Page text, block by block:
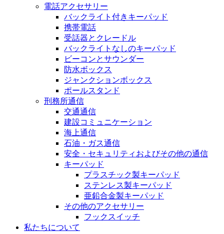
電話アクセサリー
バックライト付きキーパッド
携帯電話
受話器とクレードル
バックライトなしのキーパッド
ビーコンとサウンダー
防水ボックス
ジャンクションボックス
ポールスタンド
刑務所通信
交通通信
建設コミュニケーション
海上通信
石油・ガス通信
安全・セキュリティおよびその他の通信
キーパッド
プラスチック製キーパッド
ステンレス製キーパッド
亜鉛合金製キーパッド
その他のアクセサリー
フックスイッチ
私たちについて